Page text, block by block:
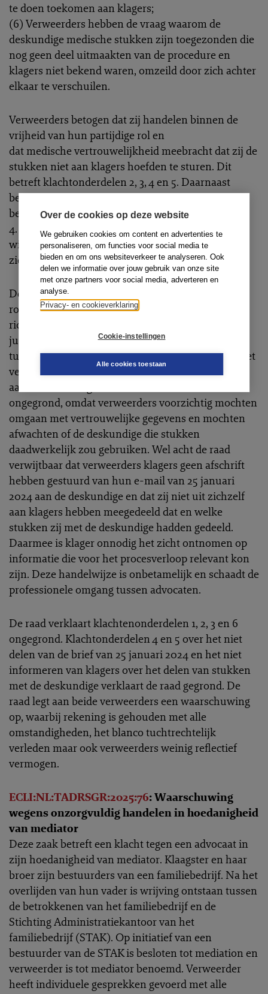
Over de cookies op deze website
We gebruiken cookies om content en advertenties te
personaliseren, om functies voor social media te
bieden en om ons websiteverkeer te analyseren. Ook
delen we informatie over jouw gebruik van onze site
met onze partners voor social media, adverteren en
analyse.
Privacy- en cookieverklaring
Cookie-instellingen
Alle cookies toestaan
te doen toekomen aan klagers;
(6) Verweerders hebben de vraag waarom de
deskundige medische stukken zijn toegezonden die
nog geen deel uitmaakten van de procedure en
klagers niet bekend waren, omzeild door zich achter
elkaar te verschuilen.
Verweerders betogen dat zij handelen binnen de
vrijheid van hun partijdige rol en
dat medische vertrouwelijkheid meebracht dat zij de
stukken niet aan klagers hoefden te sturen. Dit
betreft klachtonderdelen 2, 3, 4 en 5. Daarnaast
betogen verweerders dat klagers geen rechtstreeks
belang hebben bij klachtonderdeel 1 en
4. Tevens stellen zij dat het niet duidelijk is tegen
wie klachtonderdeel 6 is gericht aangezien ze niet
zien wat er klachtwaardig aan is.
De raad oordeelt dat verweerders zich binnen hun
rol als belangenbehartigers vrij mochten uitlaten
richting de deskundige; het doorgeven van hun
juridische opvatting over de reikwijdte van het
tussenvonnis is niet tuchtrechtelijk verwijtbaar. Het
verwijt over het toezenden van medische stukken
aan de deskundige acht de raad eveneens
ongegrond, omdat verweerders voorzichtig mochten
omgaan met vertrouwelijke gegevens en mochten
afwachten of de deskundige die stukken
daadwerkelijk zou gebruiken. Wel acht de raad
verwijtbaar dat verweerders klagers geen afschrift
hebben gestuurd van hun e-mail van 25 januari
2024 aan de deskundige en dat zij niet uit zichzelf
aan klagers hebben meegedeeld dat en welke
stukken zij met de deskundige hadden gedeeld.
Daarmee is klager onnodig het zicht ontnomen op
informatie die voor het procesverloop relevant kon
zijn. Deze handelwijze is onbetamelijk en schaadt de
professionele omgang tussen advocaten.
De raad verklaart klachtenonderdelen 1, 2, 3 en 6
ongegrond. Klachtonderdelen 4 en 5 over het niet
delen van de brief van 25 januari 2024 en het niet
informeren van klagers over het delen van stukken
met de deskundige verklaart de raad gegrond. De
raad legt aan beide verweerders een waarschuwing
op, waarbij rekening is gehouden met alle
omstandigheden, het blanco tuchtrechtelijk
verleden maar ook verweerders weinig reflectief
vermogen.
ECLI:NL:TADRSGR:2025:76: Waarschuwing
wegens onzorgvuldig handelen in hoedanigheid
van mediator
Deze zaak betreft een klacht tegen een advocaat in
zijn hoedanigheid van mediator. Klaagster en haar
broer zijn bestuurders van een familiebedrijf. Na het
overlijden van hun vader is wrijving ontstaan tussen
de betrokkenen van het familiebedrijf en de
Stichting Administratiekantoor van het
familiebedrijf (STAK). Op initiatief van een
bestuurder van de STAK is besloten tot mediation en
verweerder is tot mediator benoemd. Verweerder
heeft individuele gesprekken gevoerd met alle